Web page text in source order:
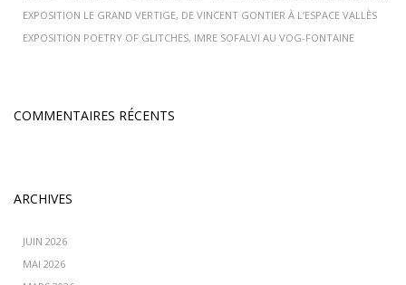
EXPOSITION LE GRAND VERTIGE, DE VINCENT GONTIER À L’ESPACE VALLÈS
EXPOSITION POETRY OF GLITCHES, IMRE SOFALVI AU VOG-FONTAINE
COMMENTAIRES RÉCENTS
ARCHIVES
JUIN 2026
MAI 2026